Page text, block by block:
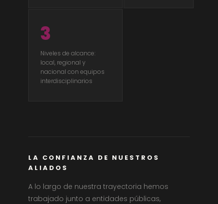
3
Niveles de alcance:
local, regional y
nacional con equipos
interdisciplinarios
LA CONFIANZA DE NUESTROS
ALIADOS
A lo largo de nuestra trayectoria hemos
trabajado junto a entidades públicas,